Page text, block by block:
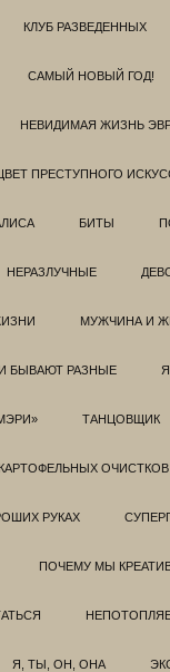
КЛУБ РАЗВЕДEННЫХ
САМЫЙ НОВЫЙ ГОД!
НЕВИДИМАЯ ЖИЗНЬ
ПРЕСТУПНОГО
БИТЫ
НЕРАЗЛУЧНЫЕ
МУЖЧИНА И
БЫВАЮТ РАЗНЫЕ
ТАНЦОВЩИК
ОЧИСТКОВ
РУКАХ
ПОЧЕМУ МЫ
Я, ТЫ, ОН, ОНА